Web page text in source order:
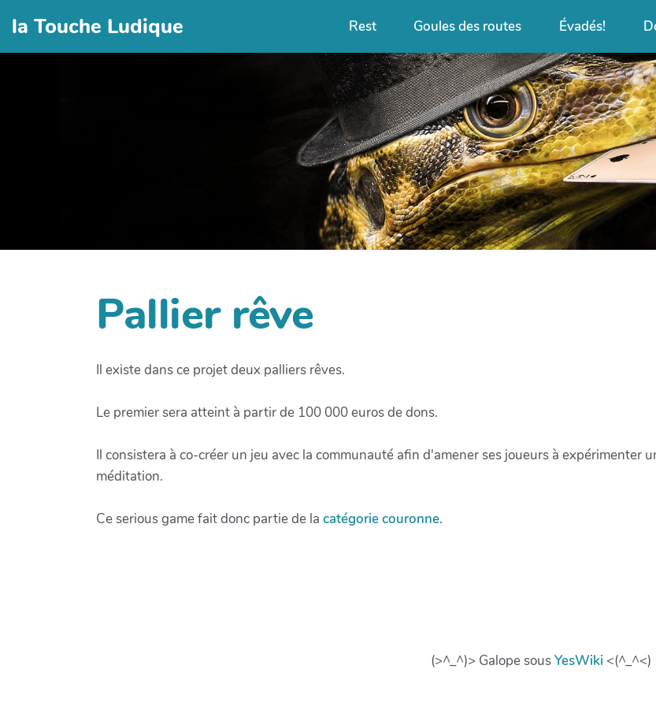
la Touche Ludique Rest Goules des routes Évadés!
Pallier rêve
Il existe dans ce projet deux palliers rêves.
Le premier sera atteint à partir de 100 000 euros de dons.
Il consistera à co-créer un jeu avec la communauté afin d'amener ses joueurs à expérimenter
méditation.
Ce serious game fait donc partie de la catégorie couronne.
(>^_^)> Galope sousYesWiki <(^_^<)